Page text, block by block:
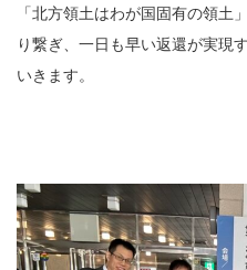
「北方領土はわが国固有の領土
り繋ぎ、一日も早い返還が実現
いきます。